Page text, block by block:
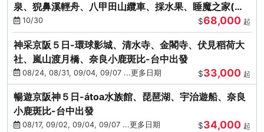
泉、猊鼻溪輕舟、八甲田山纜車、採水果、睡魔之家(不
進免稅店)
10/30 $68,000 起
神采京阪５日-環球影城、清水寺、金閣寺、伏見稻荷大
社、嵐山渡月橋、奈良小鹿斑比-台中出發
08/24, 08/31, 09/04, 09/07 ...更多日期 $33,000 起
暢遊京阪神５日-átoa水族館、琵琶湖、宇治遊船、奈良
小鹿斑比-台中出發
08/17, 09/02, 09/04, 09/07 ...更多日期 $34,000 起